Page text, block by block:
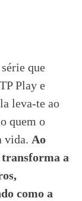
que
Play e
leva-te ao
quem o
vida. Ao
transforma a
como a